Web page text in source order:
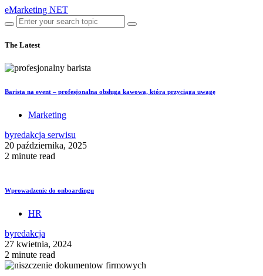
eMarketing NET
The Latest
Barista na event – profesjonalna obsługa kawowa, która przyciąga uwagę
Marketing
byredakcja serwisu
20 października, 2025
2 minute read
Wprowadzenie do onboardingu
HR
byredakcja
27 kwietnia, 2024
2 minute read